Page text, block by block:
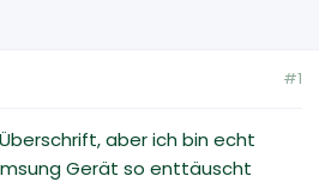
#1
aber ich bin echt
Gerät so enttäuscht